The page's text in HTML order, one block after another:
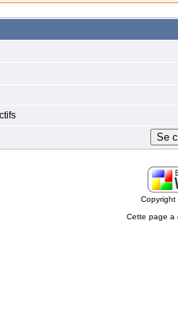
Cette page a